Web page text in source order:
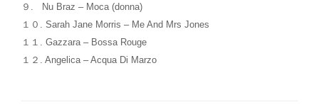
９. Nu Braz – Moca (donna)
１０. Sarah Jane Morris – Me And Mrs Jones
１１. Gazzara – Bossa Rouge
１２. Angelica – Acqua Di Marzo